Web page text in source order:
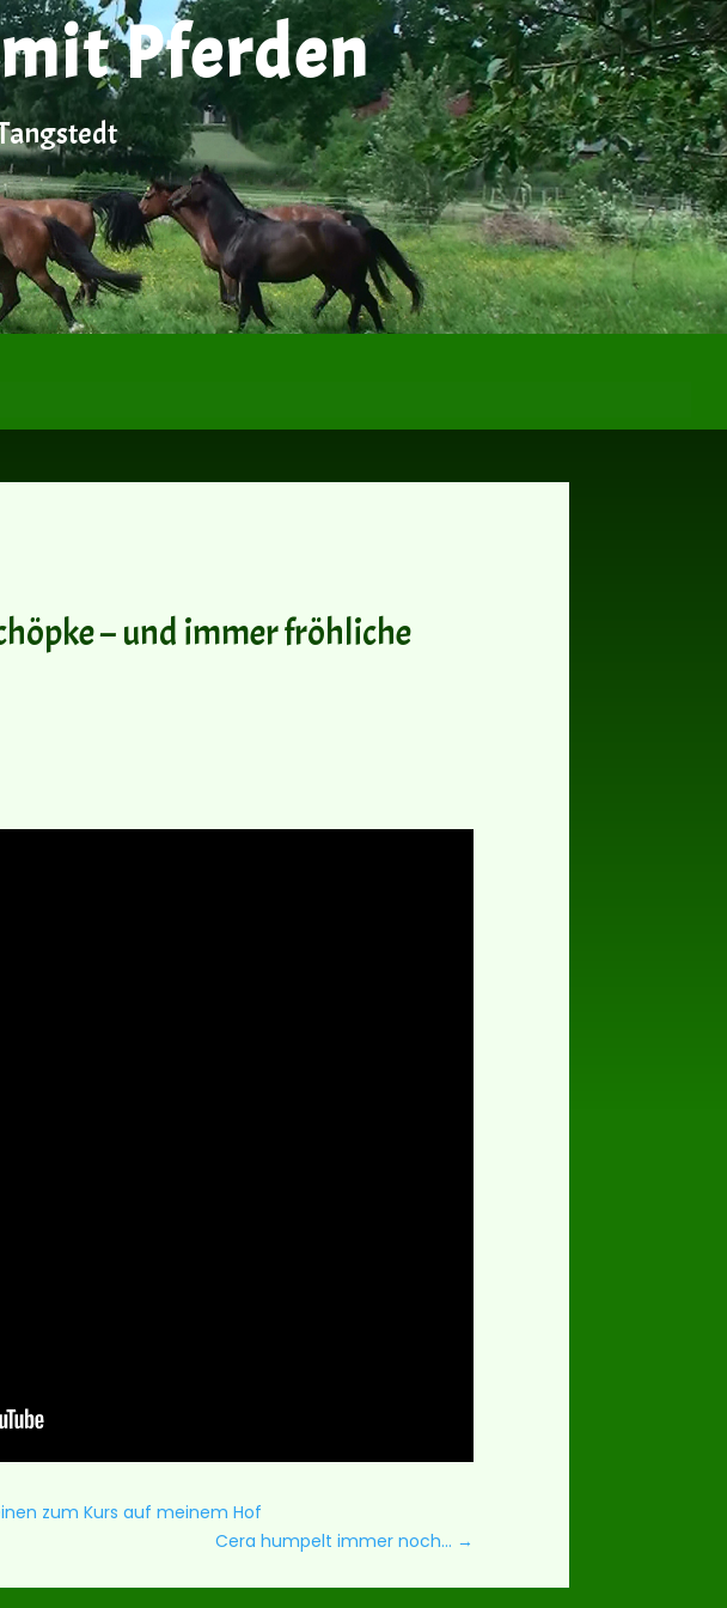
Pferden
– und immer fröhliche
zum Kurs auf meinem Hof
Cera humpelt immer noch… →